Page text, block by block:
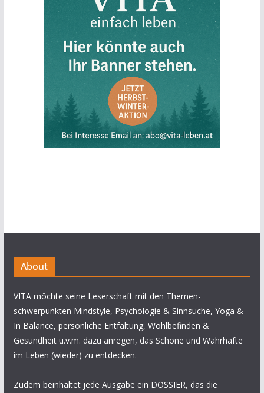
About
VITA möchte seine Leserschaft mit den Themen-
schwerpunkten Mindstyle, Psychologie & Sinnsuche, Yoga &
In Balance, persönliche Entfaltung, Wohlbefinden &
Gesundheit u.v.m. dazu anregen, das Schöne und Wahrhafte
im Leben (wieder) zu entdecken.
Zudem beinhaltet jede Ausgabe ein DOSSIER, das die